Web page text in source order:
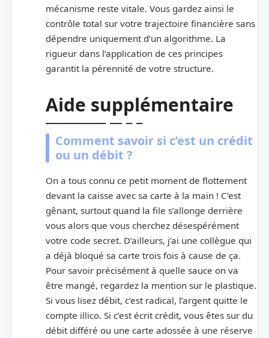
mécanisme reste vitale. Vous gardez ainsi le
contrôle total sur votre trajectoire financière sans
dépendre uniquement d’un algorithme. La
rigueur dans l’application de ces principes
garantit la pérennité de votre structure.
Aide supplémentaire
Comment savoir si c’est un crédit
ou un débit ?
On a tous connu ce petit moment de flottement
devant la caisse avec sa carte à la main ! C’est
gênant, surtout quand la file s’allonge derrière
vous alors que vous cherchez désespérément
votre code secret. D’ailleurs, j’ai une collègue qui
a déjà bloqué sa carte trois fois à cause de ça.
Pour savoir précisément à quelle sauce on va
être mangé, regardez la mention sur le plastique.
Si vous lisez débit, c’est radical, l’argent quitte le
compte illico. Si c’est écrit crédit, vous êtes sur du
débit différé ou une carte adossée à une réserve